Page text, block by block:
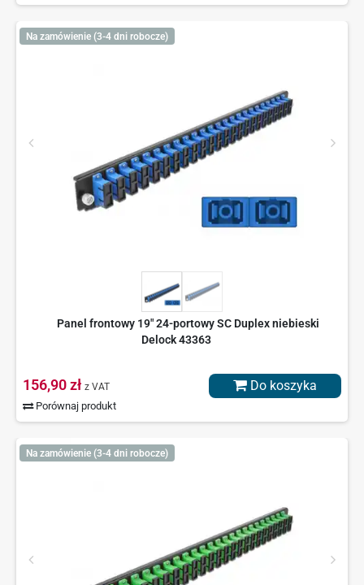
Na zamówienie (3-4 dni robocze)
Panel frontowy 19" 24-portowy SC Duplex niebieski
Delock 43363
156,90 zł z VAT
Porównaj produkt
Do koszyka
Na zamówienie (3-4 dni robocze)